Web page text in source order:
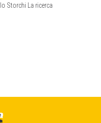
Storchi La ricerca